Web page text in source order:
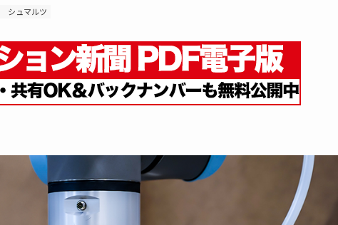
シュマルツ